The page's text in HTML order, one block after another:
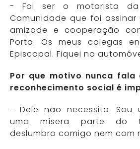
- Foi ser o motorista
Comunidade que foi
amizade e cooperação
Porto. Os meus colegas
Episcopal. Fiquei no
Por que motivo nunca fala
reconhecimento social é
- Dele não necessito. Sou
uma mísera parte do
deslumbro comigo nem com